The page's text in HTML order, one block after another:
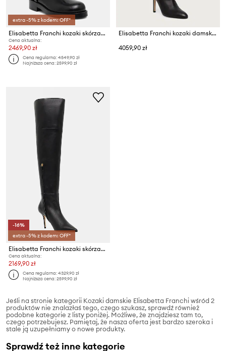
extra -5% z kodem: OFF*
Elisabetta Franchi kozaki skórzane
Cena aktualna:
2469,90 zł
Cena regularna:4549,90 zł
Najniższa cena:2599,90 zł
Elisabetta Franchi kozaki damskie skórzane
4059,90 zł
-16%
extra -5% z kodem: OFF*
Elisabetta Franchi kozaki skórzane
Cena aktualna:
2169,90 zł
Cena regularna:4329,90 zł
Najniższa cena:2599,90 zł
Jeśli na stronie kategorii Kozaki damskie Elisabetta Franchi wśród 2
produktów nie znalazłaś tego, czego szukasz, sprawdź również
podobne kategorie z listy poniżej. Możliwe, że znajdziesz tam to,
czego potrzebujesz. Pamiętaj, że nasza oferta jest bardzo szeroka i
stale ją uzupełniamy o nowe produkty.
Sprawdź też inne kategorie